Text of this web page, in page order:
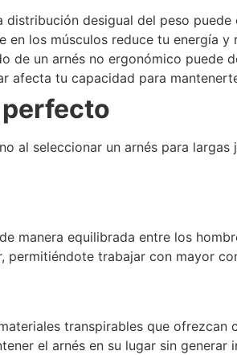
distribución desigual del peso
en los músculos reduce tu energía y
de un arnés no ergonómico puede
afecta tu capacidad para
al seleccionar un arnés para
manera equilibrada entre los
permitiéndote trabajar con mayor
transpirables que
el arnés en su lugar sin generar